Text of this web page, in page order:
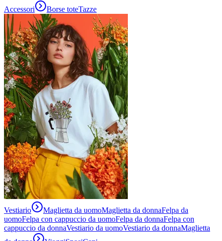
Accessori Borse toteTazze
Vestiario Maglietta da uomoMaglietta da donnaFelpa da
uomoFelpa con cappuccio da uomoFelpa da donnaFelpa con
cappuccio da donnaVestiario da uomoVestiario da donnaMaglietta